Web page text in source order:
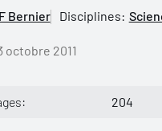
Bernier Disciplines:
octobre 2011
204